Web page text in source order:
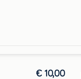
€ 10,00